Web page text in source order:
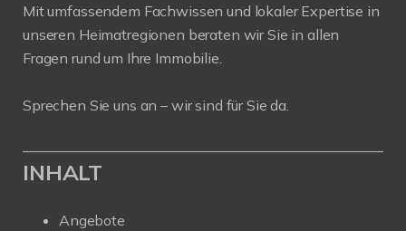
Mit umfassendem Fachwissen und lokaler Expertise in
unseren Heimatregionen beraten wir Sie in allen
Fragen rund um Ihre Immobilie.
Sprechen Sie uns an – wir sind für Sie da.
INHALT
Angebote